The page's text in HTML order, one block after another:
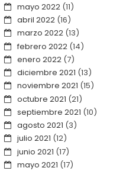
mayo 2022(11)
abril 2022(16)
marzo 2022(13)
febrero 2022(14)
enero 2022(7)
diciembre 2021 (13)
noviembre 2021 (15)
octubre 2021 (21)
septiembre 2021 (10)
agosto 2021 (3)
julio 2021 (12)
junio 2021 (17)
mayo 2021 (17)